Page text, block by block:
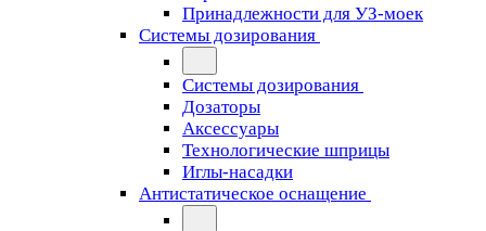
Принадлежности для УЗ-моек
Системы дозирования
Системы дозирования
Дозаторы
Аксессуары
Технологические шприцы
Иглы-насадки
Антистатическое оснащение